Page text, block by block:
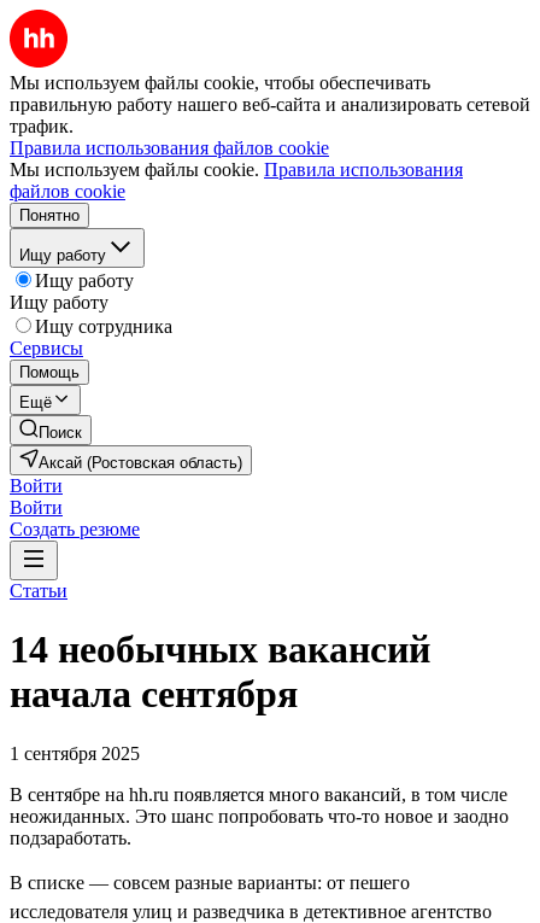
Мы используем файлы cookie, чтобы обеспечивать
правильную работу нашего веб-сайта и анализировать сетевой
трафик.
Правила использования файлов cookie
Мы используем файлы cookie. Правила использования
файлов cookie
Понятно
Ищу работу
Ищу работу
Ищу работу
Ищу сотрудника
Сервисы
Помощь
Ещё
Поиск
Аксай (Ростовская область)
Войти
Войти
Создать резюме
Статьи
14 необычных вакансий
начала сентября
1 сентября 2025
В сентябре на hh.ru появляется много вакансий, в том числе
неожиданных. Это шанс попробовать что-то новое и заодно
подзаработать.
В списке — совсем разные варианты: от пешего
исследователя улиц и разведчика в детективное агентство